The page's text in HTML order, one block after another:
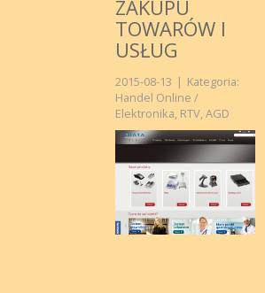
ZAKUPU
TOWARÓW I
USŁUG
2015-08-13 | Kategoria:
Handel Online /
Elektronika, RTV, AGD